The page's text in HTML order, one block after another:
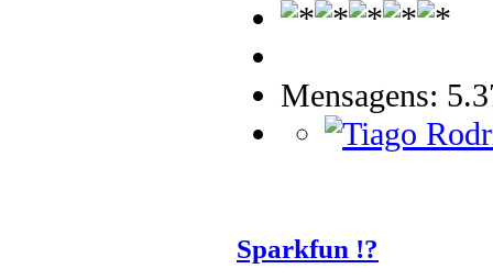
Mensagens:
Sparkfun !?